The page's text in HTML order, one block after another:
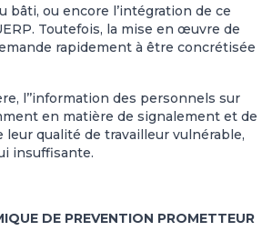
bâti, ou encore l’intégration de ce
Toutefois, la mise en œuvre de
rapidement à être concrétisée
l’’information des personnels sur
en matière de signalement et de
leur qualité de travailleur vulnérable,
insuffisante.
DE PREVENTION PROMETTEUR